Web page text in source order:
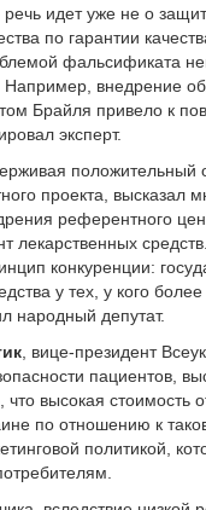
речь идет уже не о
по гарантии
фальсификата
внедрение
Брайля привело к
эксперт.
положительный
проекта, высказал
референтного
лекарственных
конкуренции:
у тех, у кого
народный депутат.
, вице-президент
пациентов,
что высокая стоимость
по отношению к
политикой,